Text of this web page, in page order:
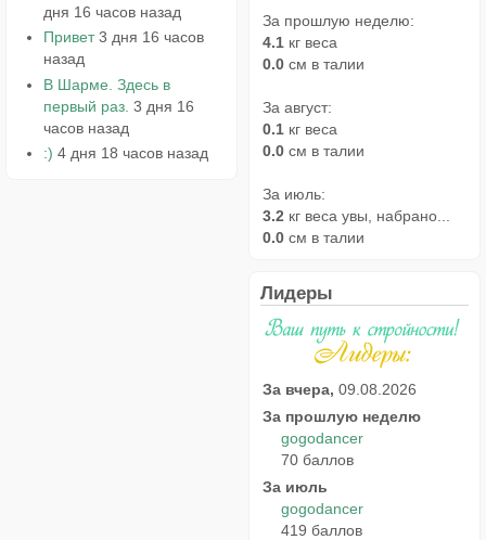
дня 16 часов назад
Привет 3 дня 16 часов
назад
В Шарме. Здесь в
первый раз. 3 дня 16
часов назад
:) 4 дня 18 часов назад
За прошлую неделю:
4.1 кг веса
0.0 см в талии
За август:
0.1 кг веса
0.0 см в талии
За июль:
3.2 кг веса увы, набрано...
0.0 см в талии
Лидеры
За вчера, 09.08.2026
За прошлую неделю
gogodancer
70 баллов
За июль
gogodancer
419 баллов